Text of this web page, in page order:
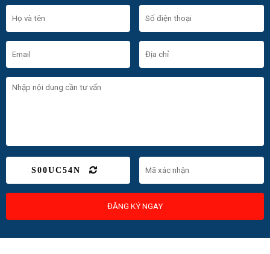
S00UC54N
ĐĂNG KÝ NGAY